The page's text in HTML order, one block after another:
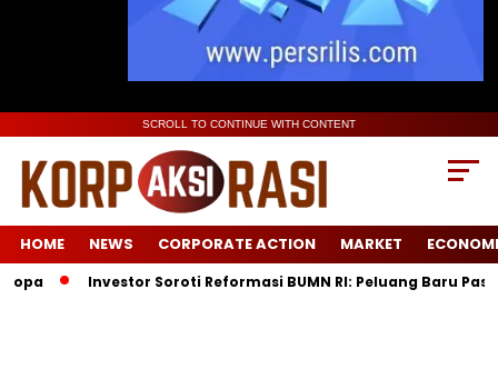
SCROLL TO CONTINUE WITH CONTENT
HOME NEWS CORPORATE ACTION MARKET
Investor Soroti Reformasi BUMN RI: Peluang Baru Pasca